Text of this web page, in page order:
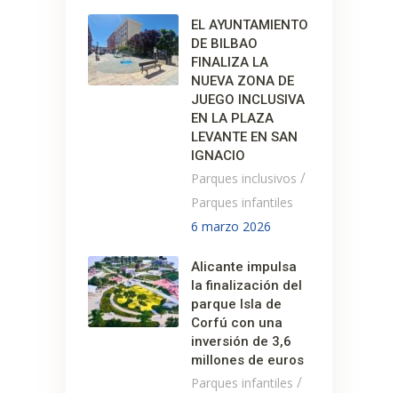
EL AYUNTAMIENTO
DE BILBAO
FINALIZA LA
NUEVA ZONA DE
JUEGO INCLUSIVA
EN LA PLAZA
LEVANTE EN SAN
IGNACIO
Parques inclusivos /
Parques infantiles
6 marzo 2026
Alicante impulsa
la finalización del
parque Isla de
Corfú con una
inversión de 3,6
millones de euros
Parques infantiles /